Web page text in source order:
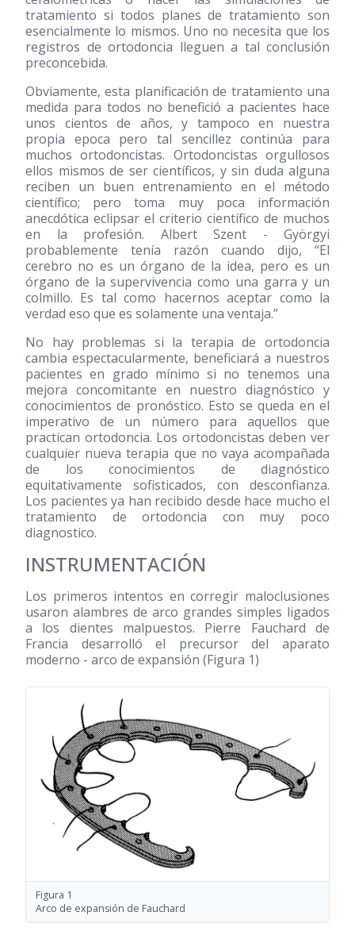
tratamiento si todos planes de tratamiento son
esencialmente lo mismos. Uno no necesita que los
registros de ortodoncia lleguen a tal conclusión
preconcebida.
Obviamente, esta planificación de tratamiento una
medida para todos no benefició a pacientes hace
unos cientos de años, y tampoco en nuestra
propia epoca pero tal sencillez continúa para
muchos ortodoncistas. Ortodoncistas orgullosos
ellos mismos de ser científicos, y sin duda alguna
reciben un buen entrenamiento en el método
científico; pero toma muy poca información
anecdótica eclipsar el criterio científico de muchos
en la profesión. Albert Szent - Györgyi
probablemente tenía razón cuando dijo, “El
cerebro no es un órgano de la idea, pero es un
órgano de la supervivencia como una garra y un
colmillo. Es tal como hacernos aceptar como la
verdad eso que es solamente una ventaja.”
No hay problemas si la terapia de ortodoncia
cambia espectacularmente, beneficiará a nuestros
pacientes en grado mínimo si no tenemos una
mejora concomitante en nuestro diagnóstico y
conocimientos de pronóstico. Esto se queda en el
imperativo de un número para aquellos que
practican ortodoncia. Los ortodoncistas deben ver
cualquier nueva terapia que no vaya acompañada
de los conocimientos de diagnóstico
equitativamente sofisticados, con desconfianza.
Los pacientes ya han recibido desde hace mucho el
tratamiento de ortodoncia con muy poco
diagnostico.
INSTRUMENTACIÓN
Los primeros intentos en corregir maloclusiones
usaron alambres de arco grandes simples ligados
a los dientes malpuestos. Pierre Fauchard de
Francia desarrolló el precursor del aparato
moderno - arco de expansión (Figura 1)
Figura 1
Arco de expansión de Fauchard